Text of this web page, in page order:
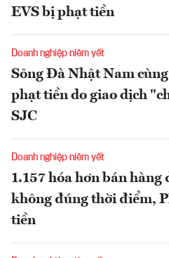
EVS bị phạt tiền
Doanh nghiệp niêm yết
Sông Đà Nhật Nam
phạt tiền do giao dịch
SJC
Doanh nghiệp niêm yết
1.157 hóa hơn bán hàng
không đúng thời điểm,
tiền